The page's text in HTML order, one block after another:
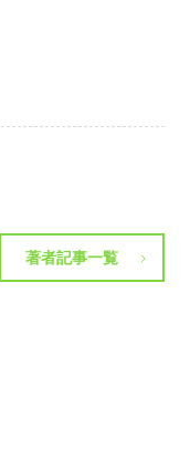
著者記事一覧